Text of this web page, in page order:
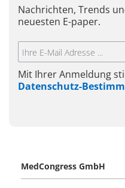
Nachrichten, Trends
neuesten E-paper.
Mit Ihrer Anmeldung
Datenschutz-
MedCongress GmbH